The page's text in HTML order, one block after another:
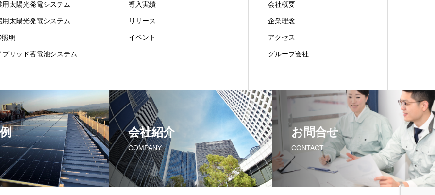
用太陽光発電システム
用太陽光発電システム
照明
ブリッド蓄電池システム
導入実績
リリース
イベント
会社概要
企業理念
アクセス
グループ会社
会社紹介
COMPANY
お問合せ
CONTACT